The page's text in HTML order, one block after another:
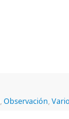
, Observación,